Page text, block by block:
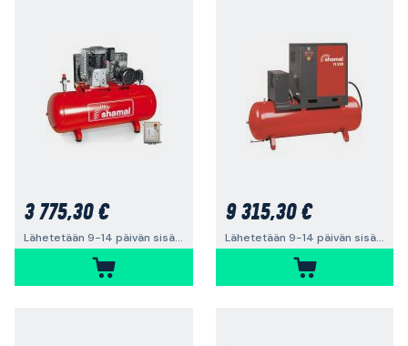
3 775,30 €
Lähetetään 9-14 päivän sisällä
9 315,30 €
Lähetetään 9-14 päivän sisällä